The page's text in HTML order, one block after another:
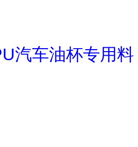
汽车油杯专用料